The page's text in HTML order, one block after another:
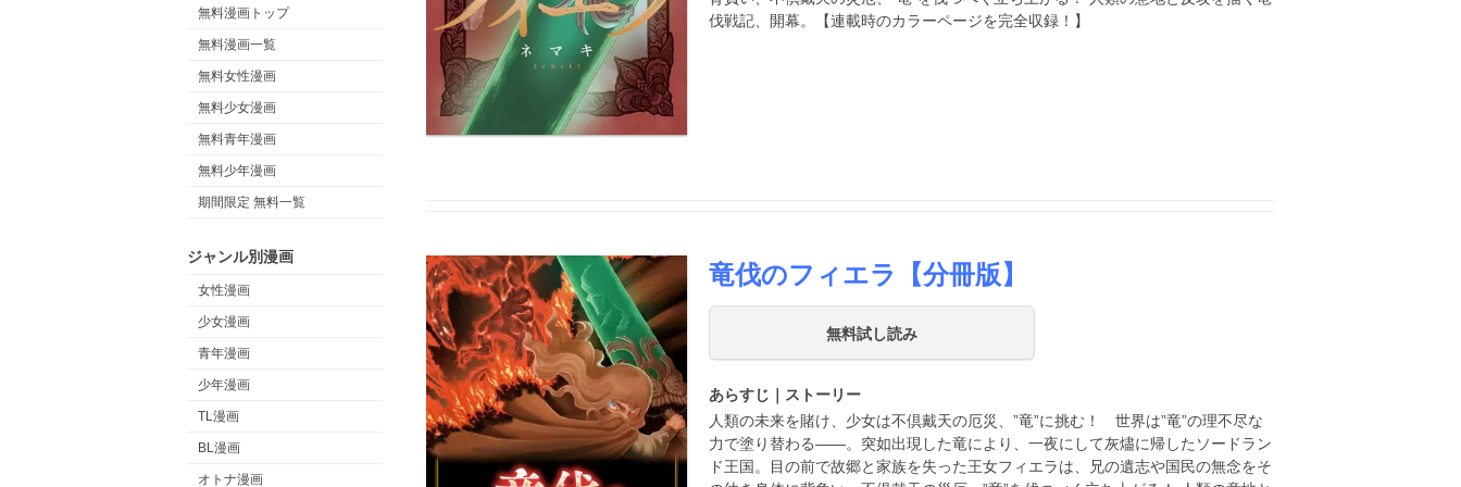
無料漫画トップ
無料漫画一覧
無料女性漫画
無料少女漫画
無料青年漫画
無料少年漫画
期間限定 無料一覧
ジャンル別漫画
女性漫画
少女漫画
青年漫画
少年漫画
TL漫画
BL漫画
オトナ漫画
伐戦記、開幕。【連載時のカラーページを完全収録！】
竜伐のフィエラ【分冊版】
無料試し読み
あらすじ｜ストーリー
人類の未来を賭け、少女は不倶戴天の厄災、”竜”に挑む！ 世界は”竜”の理不尽な
力で塗り替わる――。突如出現した竜により、一夜にして灰燼に帰したソードラン
ド王国。目の前で故郷と家族を失った王女フィエラは、兄の遺志や国民の無念をそ